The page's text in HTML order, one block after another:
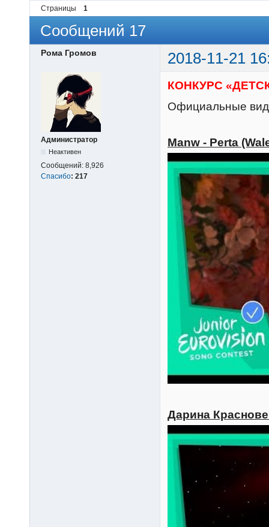
Страницы 1
Сообщений 17
Рома Громов 2018-11-21
Администратор
Неактивен
Сообщений: 8,926
Спасибо: 217
КОНКУРС
Официальные
Manw - Perta
Дарина